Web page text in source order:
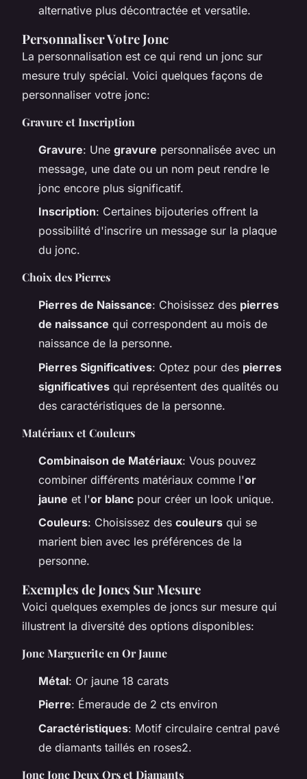
alternative plus décontractée et versatile.
Personnaliser Votre Jonc
La personnalisation est ce qui rend un jonc sur
mesure truly spécial. Voici quelques façons de
personnaliser votre jonc:
Gravure et Inscription
Gravure: Une gravure personnalisée avec un
message, une date ou un nom peut rendre le
jonc encore plus significatif.
Inscription: Certaines bijouteries offrent la
possibilité d'inscrire un message sur la plaque
du jonc.
Choix des Pierres
Pierres de Naissance: Choisissez des pierres
de naissance qui correspondent au mois de
naissance de la personne.
Pierres Significatives: Optez pour des pierres
significatives qui représentent des qualités ou
des caractéristiques de la personne.
Matériaux et Couleurs
Combinaison de Matériaux: Vous pouvez
combiner différents matériaux comme l'or
jaune et l'or blanc pour créer un look unique.
Couleurs: Choisissez des couleurs qui se
marient bien avec les préférences de la
personne.
Exemples de Joncs Sur Mesure
Voici quelques exemples de joncs sur mesure qui
illustrent la diversité des options disponibles:
Jonc Marguerite en Or Jaune
Métal: Or jaune 18 carats
Pierre: Émeraude de 2 cts environ
Caractéristiques: Motif circulaire central pavé
de diamants taillés en roses2.
Jonc Jonc Deux Ors et Diamants